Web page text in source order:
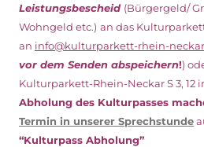
Leistungsbescheid (Bürgergeld/
Wohngeld etc.) an das
an info@kulturparkett-rhein-
vor dem Senden abspeichern!)
Kulturparkett-Rhein-Neckar S 3, 12
Abholung des Kulturpasses
Termin in unserer Sprechstunde
“Kulturpass Abholung”